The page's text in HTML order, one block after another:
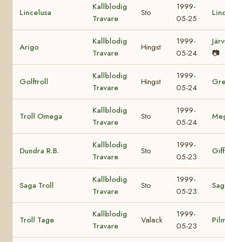
Lincelusa
Kallblodig
Travare
Sto
1999-
05-25
Arigo
Kallblodig
Travare
Hingst
1999-
05-24
📷
Golftroll
Kallblodig
Travare
Hingst
1999-
05-24
Troll Omega
Kallblodig
Travare
Sto
1999-
05-24
Dundra R.B.
Kallblodig
Travare
Sto
1999-
05-23
Saga Troll
Kallblodig
Travare
Sto
1999-
05-23
Troll Tage
Kallblodig
Travare
Valack
1999-
05-23